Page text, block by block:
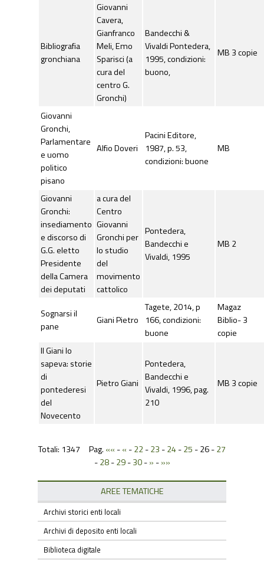
Bibliografia
gronchiana
Giovanni
Cavera,
Gianfranco
Meli, Emo
Sparisci (a
cura del
centro G.
Gronchi)
Bandecchi &
Vivaldi Pontedera,
1995, condizioni:
buono,
MB 3 copie
Giovanni
Gronchi,
Parlamentare
e uomo
politico
pisano
Alfio Doveri
Pacini Editore,
1987, p. 53,
condizioni: buone
MB
Giovanni
Gronchi:
insediamento
e discorso di
G.G. eletto
Presidente
della Camera
dei deputati
a cura del
Centro
Giovanni
Gronchi per
lo studio
del
movimento
cattolico
Pontedera,
Bandecchi e
Vivaldi, 1995
MB 2
Sognarsi il
pane
Giani Pietro
Tagete, 2014, p
166, condizioni:
buone
Magaz
Biblio- 3
copie
Il Giani lo
sapeva: storie
di
pontederesi
del
Novecento
Pietro Giani
Pontedera,
Bandecchi e
Vivaldi, 1996, pag.
210
MB 3 copie
Totali: 1347 Pag. «« -« -22-23 -24-25 -26-27
-28-29-30-» -»»
AREE TEMATICHE
Archivi storici enti locali
Archivi di deposito enti locali
Biblioteca digitale